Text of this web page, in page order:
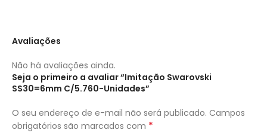
Avaliações
Não há avaliações ainda.
Seja o primeiro a avaliar “Imitação Swarovski
SS30=6mm C/5.760-Unidades”
O seu endereço de e-mail não será publicado. Campos
obrigatórios são marcados com *